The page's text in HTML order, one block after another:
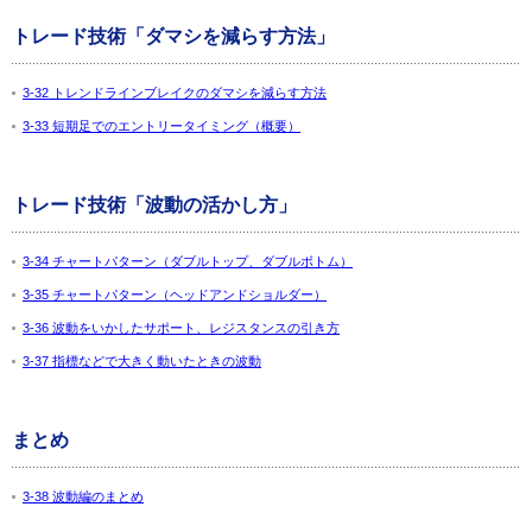
トレード技術「ダマシを減らす方法」
3-32 トレンドラインブレイクのダマシを減らす方法
3-33 短期足でのエントリータイミング（概要）
トレード技術「波動の活かし方」
3-34 チャートパターン（ダブルトップ、ダブルボトム）
3-35 チャートパターン（ヘッドアンドショルダー）
3-36 波動をいかしたサポート、レジスタンスの引き方
3-37 指標などで大きく動いたときの波動
まとめ
3-38 波動編のまとめ